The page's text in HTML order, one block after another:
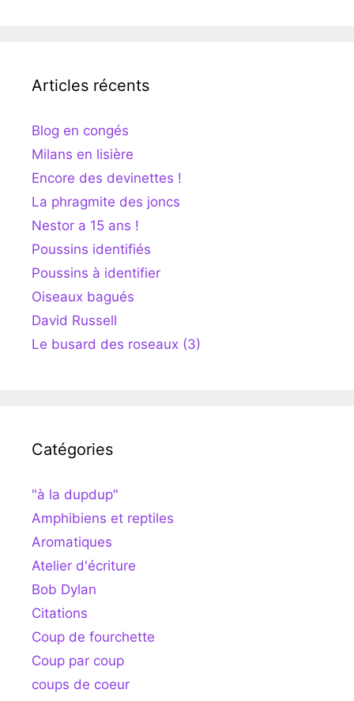
Articles récents
Blog en congés
Milans en lisière
Encore des devinettes !
La phragmite des joncs
Nestor a 15 ans !
Poussins identifiés
Poussins à identifier
Oiseaux bagués
David Russell
Le busard des roseaux (3)
Catégories
"à la dupdup"
Amphibiens et reptiles
Aromatiques
Atelier d'écriture
Bob Dylan
Citations
Coup de fourchette
Coup par coup
coups de coeur